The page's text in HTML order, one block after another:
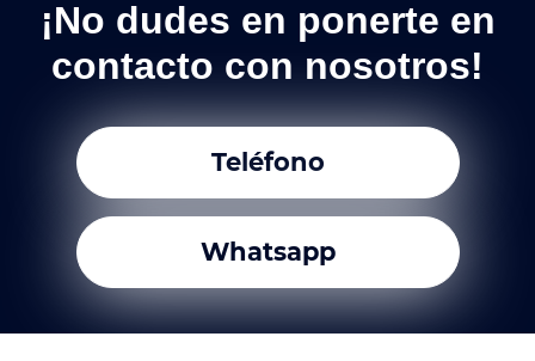
¡No dudes en ponerte en
contacto con nosotros!
Teléfono
Whatsapp